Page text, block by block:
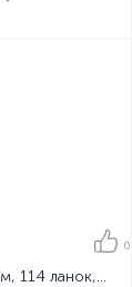
0
Ланцюг велосипедний KMC X10SL з замком, 114 ланок, 10 зірок